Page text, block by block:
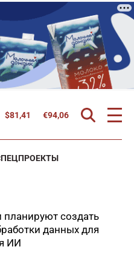
$81,41 €94,06
планируют создать
данных для
ИИ